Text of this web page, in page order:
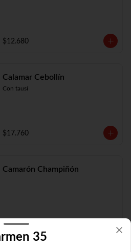
$12.680
Calamar Cebollín
Con tausí
$17.760
Camarón Champiñón
$19.210
35